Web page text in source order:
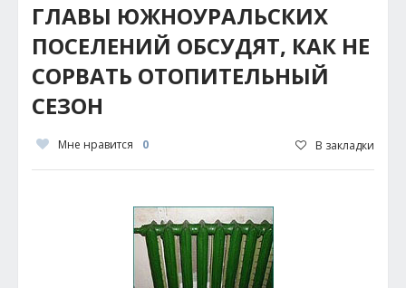
ГЛАВЫ ЮЖНОУРАЛЬСКИХ
ПОСЕЛЕНИЙ ОБСУДЯТ, КАК НЕ
СОРВАТЬ ОТОПИТЕЛЬНЫЙ
СЕЗОН
Мне нравится 0 В закладки